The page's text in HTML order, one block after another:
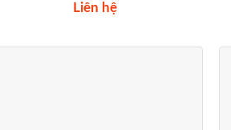
Liên hệ